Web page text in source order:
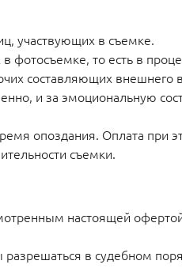
участвующих в съемке.
фотосъемке, то есть в
составляющих внешнего
и за эмоциональную
опоздания. Оплата при
съемки.
настоящей
в судебном